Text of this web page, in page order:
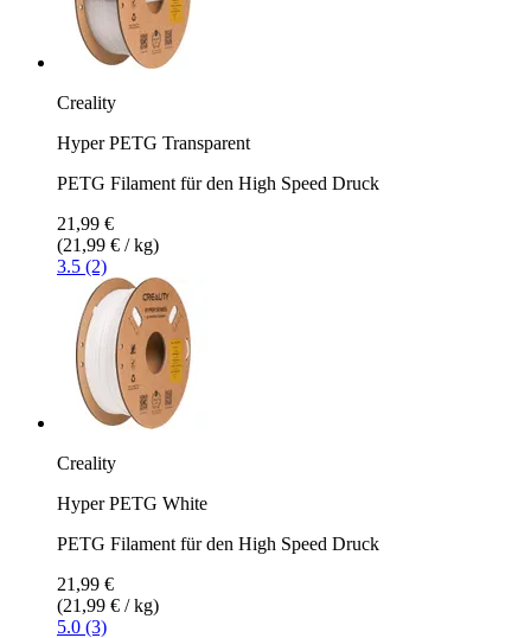
Creality
Hyper PETG Transparent
PETG Filament für den High Speed Druck
21,99 €
(21,99 € / kg)
3.5 (2)
Creality
Hyper PETG White
PETG Filament für den High Speed Druck
21,99 €
(21,99 € / kg)
5.0 (3)